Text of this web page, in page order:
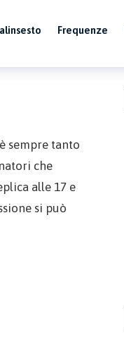
Frequenze
sempre tanto
che
alle 17 e
si può